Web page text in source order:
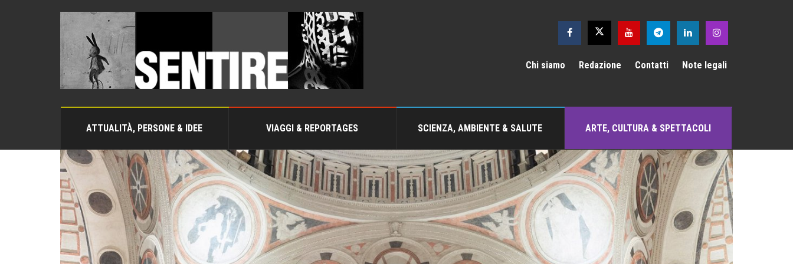
Chi siamo Redazione Contatti Note legali
ATTUALITÀ, PERSONE & IDEE VIAGGI & REPORTAGES SCIENZA, AMBIENTE & SALUTE ARTE, CULTURA & SPETTACOLI